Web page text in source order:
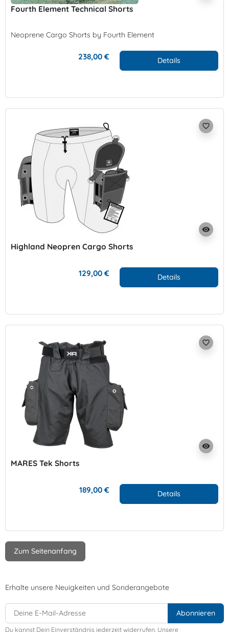
Fourth Element Technical Shorts
Neoprene Cargo Shorts by Fourth Element
238,00 € Details
visibility
favorite_border
Highland Neopren Cargo Shorts
129,00 € Details
visibility
favorite_border
MARES Tek Shorts
189,00 € Details
Zum Seitenanfang
Erhalte unsere Neuigkeiten und Sonderangebote
Du kannst Dein Einverständnis jederzeit widerrufen. Unsere